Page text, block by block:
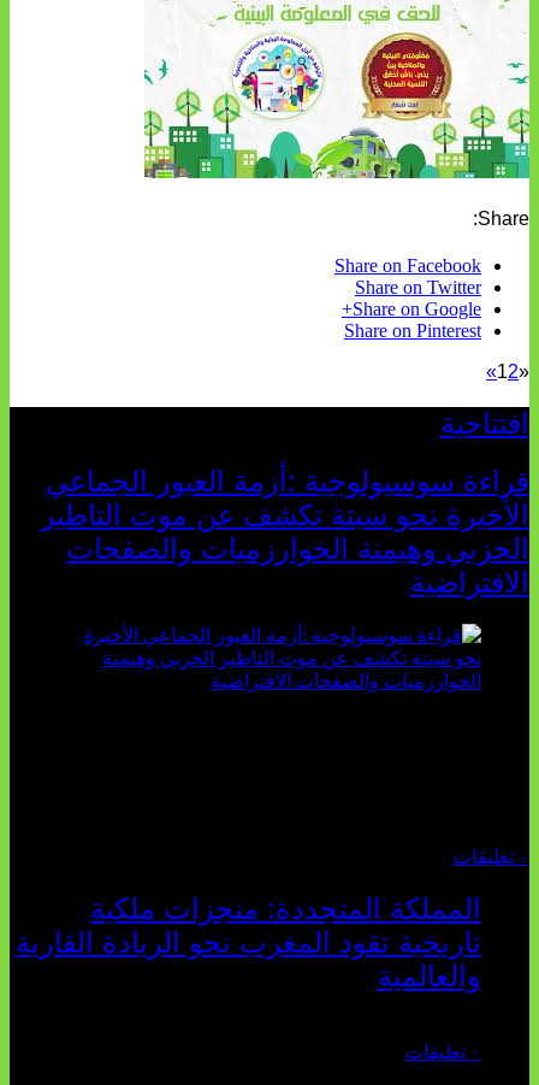
Share:
Share on Facebook
Share on Twitter
Share on Google+
Share on Pinterest
«
12
»
افتتاحية
قراءة سوسيولوجية :أزمة العبور الجماعي
الأخيرة نحو سبتة تكشف عن موت التاطير
الحزبي وهيمنة الخوارزميات والصفحات
الافتراضية
٠ تعليقات
المملكة المتجددة: منجزات ملكية
تاريخية تقود المغرب نحو الريادة القارية
والعالمية
٠ تعليقات